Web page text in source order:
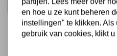
Snel toevoegen
en hoe u ze kunt beheren
instellingen" te klikken. Als
gebruik van cookies, klikt u